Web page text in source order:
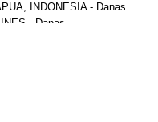
INDONESIA - Danas
- Danas